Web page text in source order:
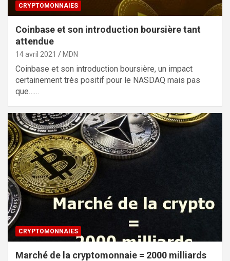
CRYPTOMONNAIES
Coinbase et son introduction boursière tant
attendue
14 avril 2021 MDN
Coinbase et son introduction boursière, un impact
certainement très positif pour le NASDAQ mais pas
que……
CRYPTOMONNAIES
Marché de la cryptomonnaie = 2000 milliards